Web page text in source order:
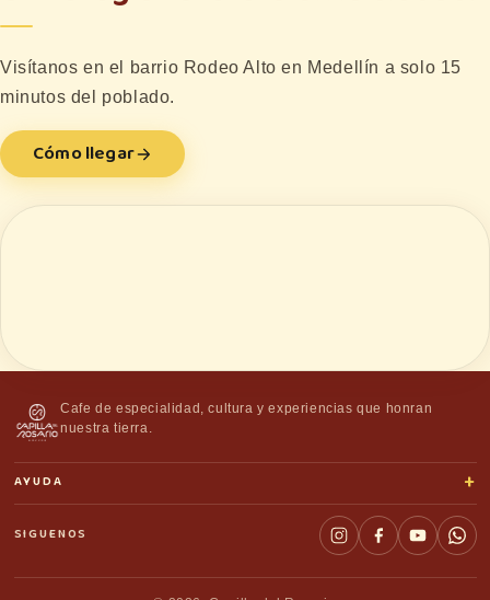
Visítanos en el barrio Rodeo Alto en Medellín a solo 15
minutos del poblado.
Cómo llegar
Cafe de especialidad, cultura y experiencias que honran
nuestra tierra.
AYUDA +
SIGUENOS